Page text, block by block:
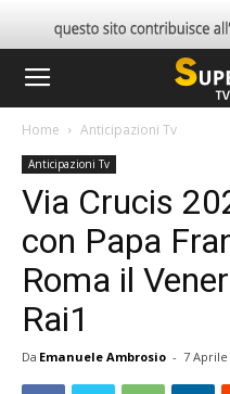
Home Anticipazioni Tv
Anticipazioni Tv
Via Crucis
con Papa
Roma il
Rai1
Da Emanuele Ambrosio - 7 Aprile